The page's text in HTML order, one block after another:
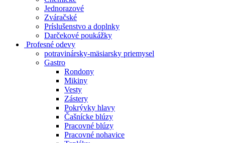
Jednorazové
Zváračské
Príslušenstvo a doplnky
Darčekové poukážky
Profesné odevy
potravinársky-mäsiarsky priemysel
Gastro
Rondony
Mikiny
Vesty
Zástery
Pokrývky hlavy
Čašnícke blúzy
Pracovné blúzy
Pracovné nohavice